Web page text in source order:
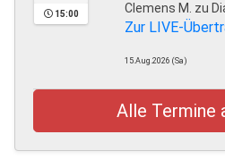
15:00
Clemens M. zu
Zur LIVE-
15.Aug.2026 (Sa)
Alle Termine